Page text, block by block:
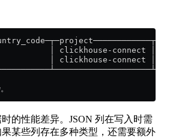
│ clickhouse-
│ clickhouse-connect │
的性能差异。JSON 列在写入时需
某些列存在多种类型，还需要额外